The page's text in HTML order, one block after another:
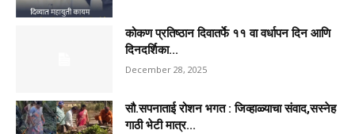
कोकण प्रतिष्ठान दिवातर्फे ११ वा वर्धापन दिन आणि
दिनदर्शिका...
December 28, 2025
सौ.सपनाताई रोशन भगत : जिव्हाळ्याचा संवाद,सस्नेह
गाठी भेटी मात्र...